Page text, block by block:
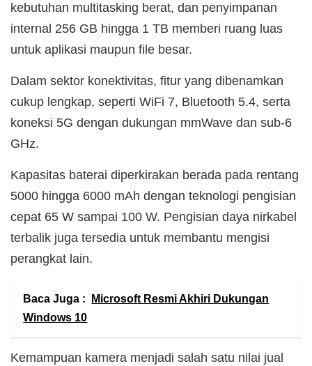
kebutuhan multitasking berat, dan penyimpanan
internal 256 GB hingga 1 TB memberi ruang luas
untuk aplikasi maupun file besar.
Dalam sektor konektivitas, fitur yang dibenamkan
cukup lengkap, seperti WiFi 7, Bluetooth 5.4, serta
koneksi 5G dengan dukungan mmWave dan sub-6
GHz.
Kapasitas baterai diperkirakan berada pada rentang
5000 hingga 6000 mAh dengan teknologi pengisian
cepat 65 W sampai 100 W. Pengisian daya nirkabel
terbalik juga tersedia untuk membantu mengisi
perangkat lain.
Baca Juga :
Microsoft Resmi Akhiri Dukungan
Windows 10
Kemampuan kamera menjadi salah satu nilai jual